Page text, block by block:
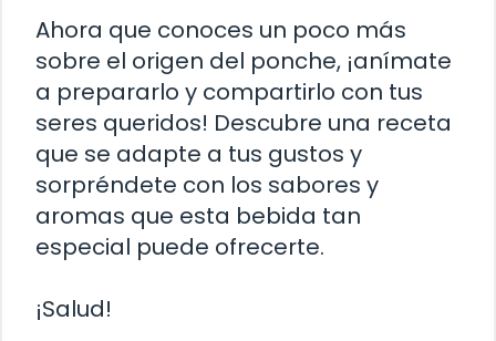
Ahora que conoces un poco más
sobre el origen del ponche, ¡anímate
a prepararlo y compartirlo con tus
seres queridos! Descubre una receta
que se adapte a tus gustos y
sorpréndete con los sabores y
aromas que esta bebida tan
especial puede ofrecerte.
¡Salud!